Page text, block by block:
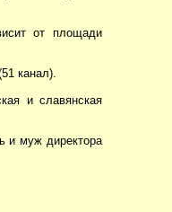
от площади
канал).
и славянская
и муж директора